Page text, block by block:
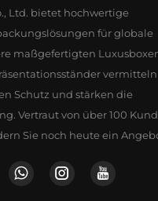
Ltd. bietet hochwertige
für globale
maßgefertigten
vermitteln
Schutz und stärken die
Vertraut von über 100
Sie noch heute ein